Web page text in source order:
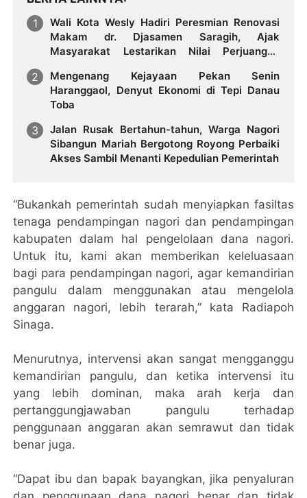
Wali Kota Wesly Hadiri Peresmian Renovasi
Makam dr. Djasamen Saragih, Ajak
Masyarakat Lestarikan Nilai Perjuangan
Mengenang Kejayaan Pekan Senin
Haranggaol, Denyut Ekonomi di Tepi Danau
Toba
Jalan Rusak Bertahun-tahun, Warga Nagori
Sibangun Mariah Bergotong Royong Perbaiki
Akses Sambil Menanti Kepedulian Pemerintah
“Bukankah pemerintah sudah menyiapkan fasiltas
tenaga pendampingan nagori dan pendampingan
kabupaten dalam hal pengelolaan dana nagori.
Untuk itu, kami akan memberikan keleluasaan
bagi para pendampingan nagori, agar kemandirian
pangulu dalam menggunakan atau mengelola
anggaran nagori, lebih terarah,” kata Radiapoh
Sinaga.
Menurutnya, intervensi akan sangat mengganggu
kemandirian pangulu, dan ketika intervensi itu
yang lebih dominan, maka arah kerja dan
pertanggungjawaban pangulu terhadap
penggunaan anggaran akan semrawut dan tidak
benar juga.
“Dapat ibu dan bapak bayangkan, jika penyaluran